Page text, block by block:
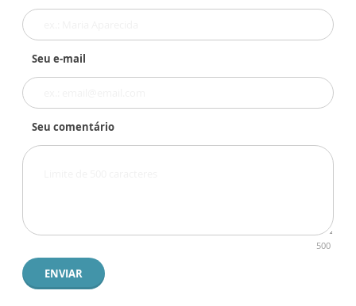
Seu e-mail
Seu comentário
500
ENVIAR